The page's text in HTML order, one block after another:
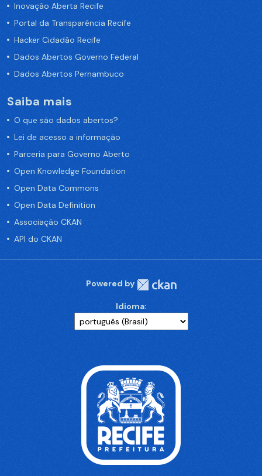
Inovação Aberta Recife
Portal da Transparência Recife
Hacker Cidadão Recife
Dados Abertos Governo Federal
Dados Abertos Pernambuco
Saiba mais
O que são dados abertos?
Lei de acesso a informação
Parceria para Governo Aberto
Open Knowledge Foundation
Open Data Commons
Open Data Definition
Associação CKAN
API do CKAN
Powered by
Idioma